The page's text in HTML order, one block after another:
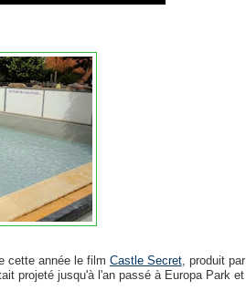
cette année le film Castle Secret, produit par
projeté jusqu'à l'an passé à Europa Park et